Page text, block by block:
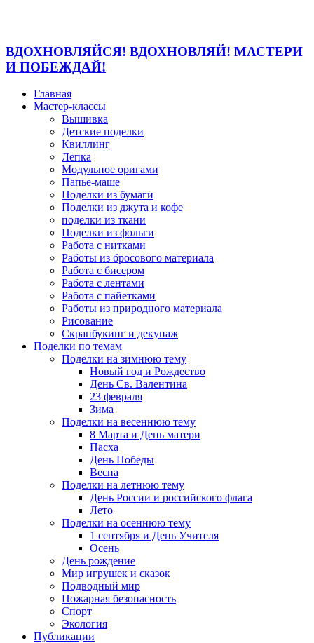
ВДОХНОВЛЯЙСЯ! ВДОХНОВЛЯЙ! МАСТЕРИ
И ПОБЕЖДАЙ!
Главная
Мастер-классы
Вышивка
Детские поделки
Квиллинг
Лепка
Модульное оригами
Папье-маше
Поделки из бумаги
Поделки из джута и кофе
поделки из ткани
Поделки из фольги
Работа с нитками
Работы из бросового материала
Работа с бисером
Работа с лентами
Работа с пайетками
Работы из природного материала
Рисование
Скрапбукинг и декупаж
Поделки по темам
Поделки на зимнюю тему
Новый год и Рождество
День Св. Валентина
23 февраля
Зима
Поделки на весеннюю тему
8 Марта и День матери
Пасха
День Победы
Весна
Поделки на летнюю тему
День России и российского флага
Лето
Поделки на осеннюю тему
1 сентября и День Учителя
Осень
День рождение
Мир игрушек и сказок
Подводный мир
Пожарная безопасность
Спорт
Экология
Публикации